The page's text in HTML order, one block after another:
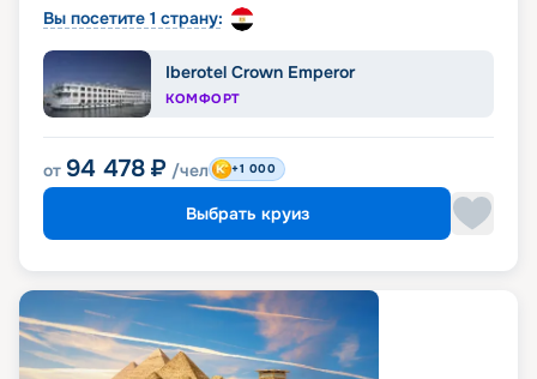
Вы посетите 1 страну:
Iberotel Crown Emperor
КОМФОРТ
от 94 478 ₽ /чел +1 000
Выбрать круиз